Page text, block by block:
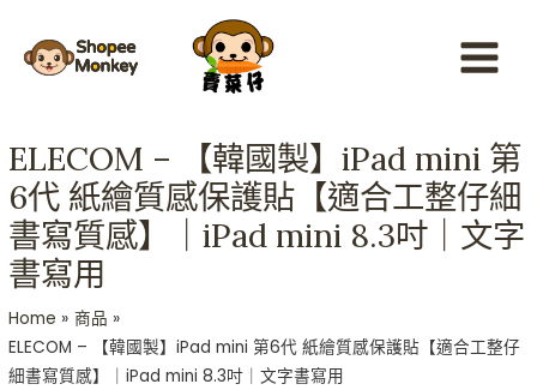
content
Menu
ELECOM – 【韓國製】iPad mini 第
6代 紙繪質感保護貼【適合工整仔細
書寫質感】｜iPad mini 8.3吋｜文字
書寫用
Home
商品
ELECOM – 【韓國製】iPad mini 第6代 紙繪質感保護貼【適合工整仔
細書寫質感】｜iPad mini 8.3吋｜文字書寫用